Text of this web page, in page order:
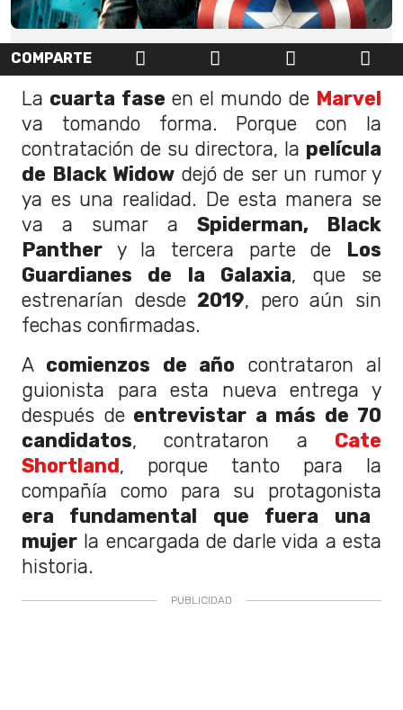
COMPARTE
La cuarta fase en el mundo de Marvel
va tomando forma. Porque con la
contratación de su directora, la película
de Black Widow dejó de ser un rumor y
ya es una realidad. De esta manera se
va a sumar a Spiderman, Black
Panther y la tercera parte de
Los
Guardianes de la Galaxia, que se
estrenarían desde 2019, pero aún sin
fechas confirmadas.
A comienzos de año contrataron al
guionista para esta nueva entrega y
después deentrevistar a más de 70
candidatos, contrataron a Cate
Shortland , porque tanto para la
compañía como para su protagonista
era fundamental que fuera una
mujer la encargada de darle vida a esta
historia.